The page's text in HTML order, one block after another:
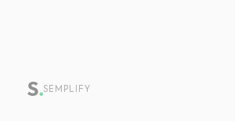
SEMPLIFY